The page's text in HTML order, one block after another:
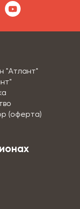
"Атлант"
(оферта)